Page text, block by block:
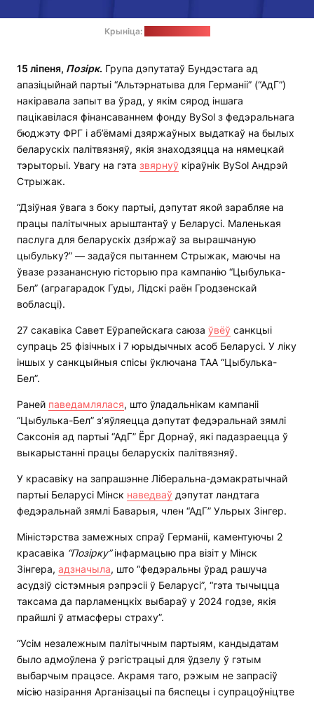
Крыніца:
15 ліпеня, Позірк. Група дэпутатаў Бундэстага ад
апазіцыйнай партыі “Альтэрнатыва для Германіі” (“АдГ”)
накіравала запыт ва ўрад, у якім сярод іншага
пацікавілася фінансаваннем фонду BySol з федэральнага
бюджэту ФРГ і аб’ёмамі дзяржаўных выдаткаў на былых
беларускіх палітвязняў, якія знаходзяцца на нямецкай
тэрыторыі. Увагу на гэта звярнуў кіраўнік BySol Андрэй
Стрыжак.
“Дзіўная ўвага з боку партыі, дэпутат якой зарабляе на
працы палітычных арыштантаў у Беларусі. Маленькая
паслуга для беларускіх дзя́ржаў за вырашчаную
цыбульку?” — задаўся пытаннем Стрыжак, маючы на
ўвазе рэзанансную гісторыю пра кампанію “Цыбулька-
Бел” (аграгарадок Гуды, Лідскі раён Гродзенскай
вобласці).
27 сакавіка Савет Еўрапейскага саюза ўвёў санкцыі
супраць 25 фізічных і 7 юрыдычных асоб Беларусі. У ліку
іншых у санкцыйныя спісы ўключана ТАА “Цыбулька-
Бел”.
Раней паведамлялася, што ўладальнікам кампаніі
“Цыбулька-Бел” з’яўляецца дэпутат федэральнай зямлі
Саксонія ад партыі “АдГ” Ёрг Дорнаў, які падазраецца ў
выкарыстанні працы беларускіх палітвязняў.
У красавіку на запрашэнне Ліберальна-дэмакратычнай
партыі Беларусі Мінск наведваў дэпутат ландтага
федэральнай зямлі Баварыя, член “АдГ” Ульрых Зінгер.
Міністэрства замежных спраў Германіі, каментуючы 2
красавіка “Позірку”інфармацыю пра візіт у Мінск
Зінгера, адзначыла, што “федэральны ўрад рашуча
асудзіў сістэмныя рэпрэсіі ў Беларусі”, “гэта тычыцца
таксама да парламенцкіх выбараў у 2024 годзе, якія
прайшлі ў атмасферы страху”.
“Усім незалежным палітычным партыям, кандыдатам
было адмоўлена ў рэгістрацыі для ўдзелу ў гэтым
выбарчым працэсе. Акрамя таго, рэжым не запрасіў
місію назірання Арганізацыі па бяспецы і супрацоўніцтве